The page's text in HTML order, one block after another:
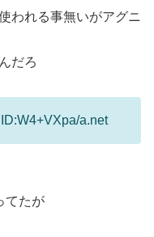
われる事無いがアグニ
だろ
a.net
てたが